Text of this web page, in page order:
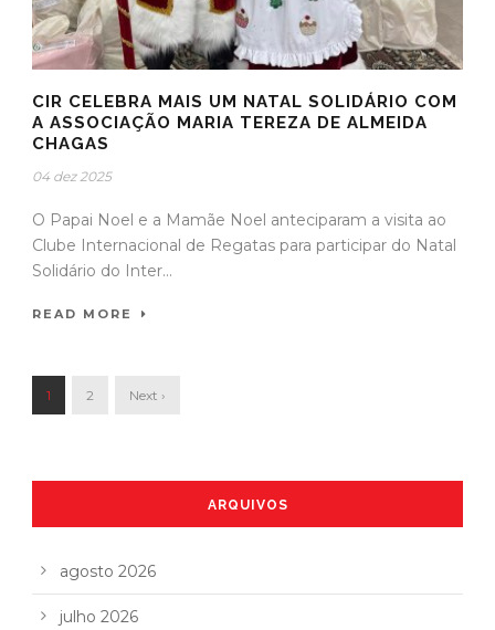
CIR CELEBRA MAIS UM NATAL SOLIDÁRIO COM
A ASSOCIAÇÃO MARIA TEREZA DE ALMEIDA
CHAGAS
04 dez 2025
O Papai Noel e a Mamãe Noel anteciparam a visita ao
Clube Internacional de Regatas para participar do Natal
Solidário do Inter...
READ MORE
1 2 Next ›
ARQUIVOS
agosto 2026
julho 2026